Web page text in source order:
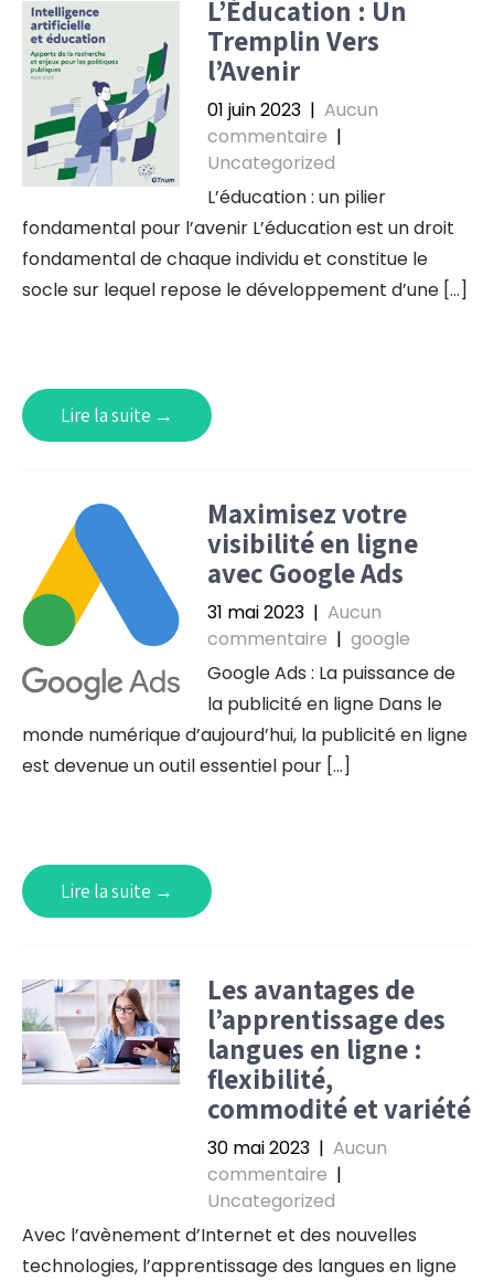
L’Éducation : Un
Tremplin Vers
l’Avenir
01 juin 2023 | Aucun
commentaire |
Uncategorized
L’éducation : un pilier
fondamental pour l’avenir L’éducation est un droit
fondamental de chaque individu et constitue le
socle sur lequel repose le développement d’une […]
Lire la suite →
Maximisez votre
visibilité en ligne
avec Google Ads
31 mai 2023 | Aucun
commentaire | google
Google Ads : La puissance de
la publicité en ligne Dans le
monde numérique d’aujourd’hui, la publicité en ligne
est devenue un outil essentiel pour […]
Lire la suite →
Les avantages de
l’apprentissage des
langues en ligne :
flexibilité,
commodité et variété
30 mai 2023 | Aucun
commentaire |
Uncategorized
Avec l’avènement d’Internet et des nouvelles
technologies, l’apprentissage des langues en ligne